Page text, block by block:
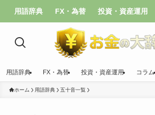
用語辞典 FX・為替 投資・資産運用
用語辞典 FX・為替 投資・資産運用 コラム
ホーム 用語辞典 五十音一覧